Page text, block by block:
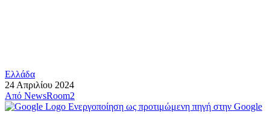
Ελλάδα
24 Απριλίου 2024
Από NewsRoom2
Ενεργοποίηση ως προτιμώμενη πηγή στην Google